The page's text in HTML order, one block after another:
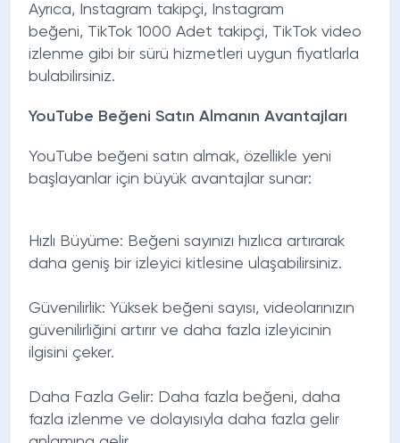
Ayrıca, Instagram takipçi, Instagram
beğeni, TikTok 1000 Adet takipçi, TikTok video
izlenme gibi bir sürü hizmetleri uygun fiyatlarla
bulabilirsiniz.
YouTube Beğeni Satın Almanın Avantajları
YouTube beğeni satın almak, özellikle yeni
başlayanlar için büyük avantajlar sunar:
Hızlı Büyüme: Beğeni sayınızı hızlıca artırarak
daha geniş bir izleyici kitlesine ulaşabilirsiniz.
Güvenilirlik: Yüksek beğeni sayısı, videolarınızın
güvenilirliğini artırır ve daha fazla izleyicinin
ilgisini çeker.
Daha Fazla Gelir: Daha fazla beğeni, daha
fazla izlenme ve dolayısıyla daha fazla gelir